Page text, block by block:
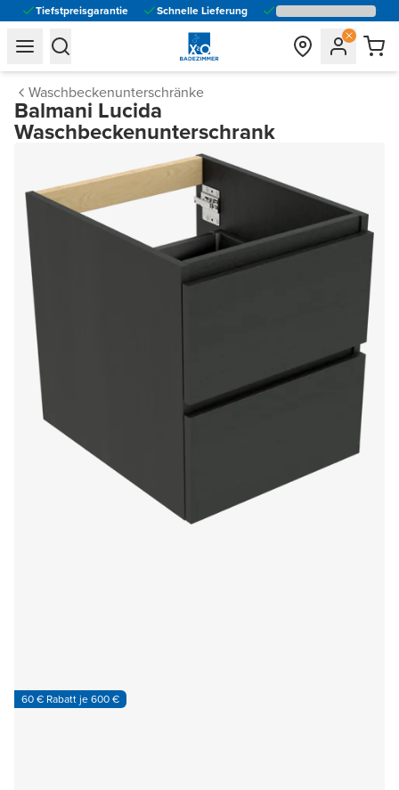
Tiefstpreisgarantie Schnelle Lieferung
general.navigation.toggle_menu.label
general.navigation.toggle_menu.label
Waschbeckenunterschränke
Balmani Lucida
Waschbeckenunterschrank
60 € Rabatt je 600 €